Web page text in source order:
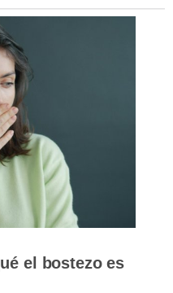
el bostezo es